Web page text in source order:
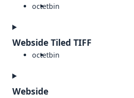
octetbin
Webside Tiled TIFF
octetbin
Webside